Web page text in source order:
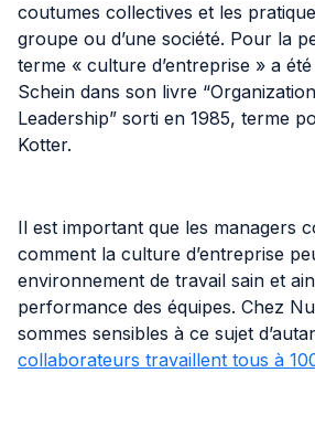
coutumes collectives et les
groupe ou d’une société. Pour la
terme « culture d’entreprise » a
Schein dans son livre
Leadership” sorti en 1985, terme
Kotter.
Il est important que les managers
comment la culture d’entreprise
environnement de travail sain et
performance des équipes. Chez
sommes sensibles à ce sujet
collaborateurs travaillent tous à